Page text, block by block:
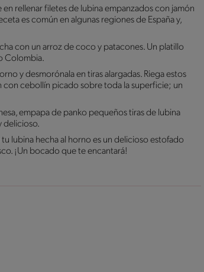
rellenar filetes de lubina empanzados con jamón
es común en algunas regiones de España y,
con un arroz de coco y patacones. Un platillo
Colombia.
y desmorónala en tiras alargadas. Riega estos
cebollín picado sobre toda la superficie; un
empapa de panko pequeños tiras de lubina
delicioso.
lubina hecha al horno es un delicioso estofado
¡Un bocado que te encantará!